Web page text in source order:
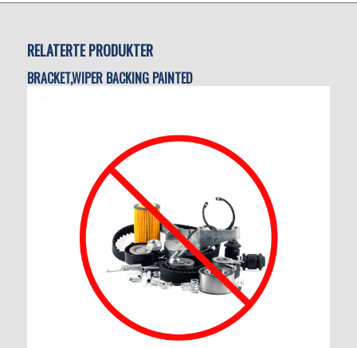
RELATERTE PRODUKTER
BRACKET,WIPER BACKING PAINTED